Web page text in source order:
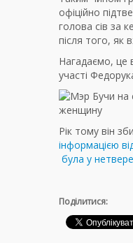
офіційно
голова сів за
після того, як
Нагадаємо,
участі
Рік тому він
інформацією
була у
Поділитися: